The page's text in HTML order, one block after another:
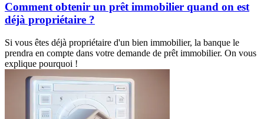
Comment obtenir un prêt immobilier quand on est
déjà propriétaire ?
Si vous êtes déjà propriétaire d'un bien immobilier, la banque le
prendra en compte dans votre demande de prêt immobilier. On vous
explique pourquoi !